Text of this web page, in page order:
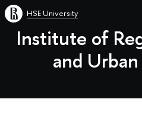
HSE University
Institute of
and